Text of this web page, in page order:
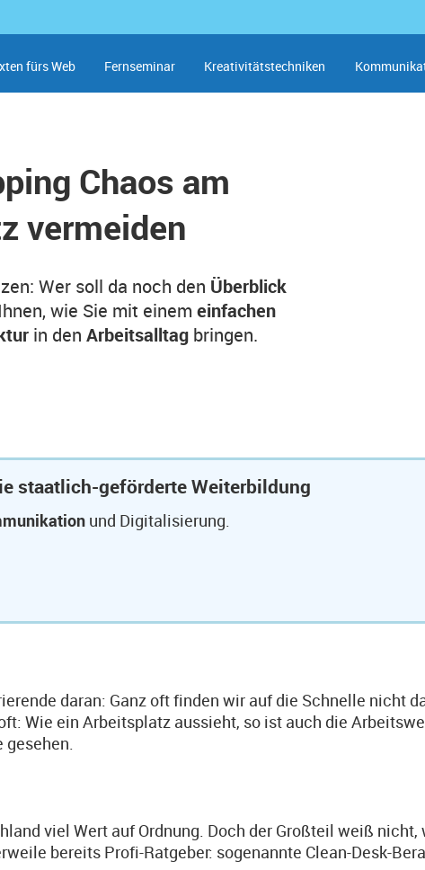
fürs Web Fernseminar Kreativitätstechniken
Chaos am
vermeiden
Wer soll da noch den Überblick
wie Sie mit einem einfachen
in den Arbeitsalltag bringen.
staatlich-geförderte Weiterbildung
und Digitalisierung.
daran: Ganz oft finden wir auf die Schnelle nicht
Wie ein Arbeitsplatz aussieht, so ist auch die
gesehen.
viel Wert auf Ordnung. Doch der Großteil weiß nicht,
bereits Profi-Ratgeber: sogenannte Clean-Desk-